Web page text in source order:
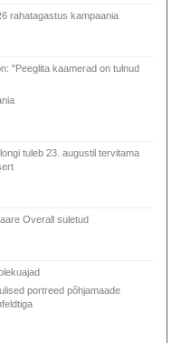
rahatagastus kampaania
"Peeglita kaamerad on tulnud
tuleb 23. augustil tervitama
Overall suletud
portreed põhjamaade